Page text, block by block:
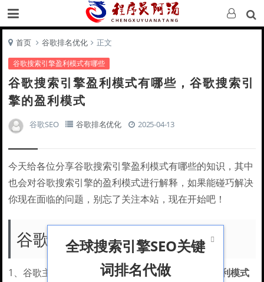
首页 谷歌排名优化 正文
谷歌搜索引擎盈利模式有哪些
谷歌搜索引擎盈利模式有哪些，谷歌搜索引
擎的盈利模式
谷歌SEO 谷歌排名优化 2025-04-13
今天给各位分享谷歌搜索引擎盈利模式有哪些的知识，其中
也会对谷歌搜索引擎的盈利模式进行解释，如果能碰巧解决
你现在面临的问题，别忘了关注本站，现在开始吧！
谷歌靠什么盈利
1、谷歌主要靠以下几种方式盈利哦谷歌搜索引擎盈利模式

全球搜索引擎SEO关键
词排名代做